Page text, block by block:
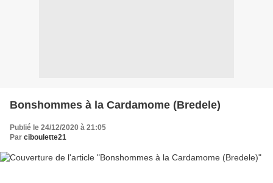
Bonshommes à la Cardamome (Bredele)
Publié le 24/12/2020 à 21:05
Par ciboulette21